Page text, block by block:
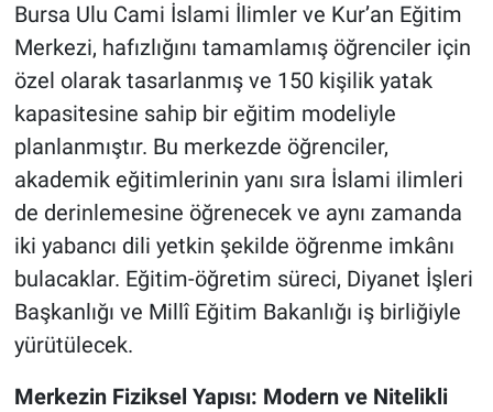
Bursa Ulu Cami İslami İlimler ve Kur’an Eğitim
Merkezi, hafızlığını tamamlamış öğrenciler için
özel olarak tasarlanmış ve 150 kişilik yatak
kapasitesine sahip bir eğitim modeliyle
planlanmıştır. Bu merkezde öğrenciler,
akademik eğitimlerinin yanı sıra İslami ilimleri
de derinlemesine öğrenecek ve aynı zamanda
iki yabancı dili yetkin şekilde öğrenme imkânı
bulacaklar. Eğitim-öğretim süreci, Diyanet İşleri
Başkanlığı ve Millî Eğitim Bakanlığı iş birliğiyle
yürütülecek.
Merkezin Fiziksel Yapısı: Modern ve Nitelikli